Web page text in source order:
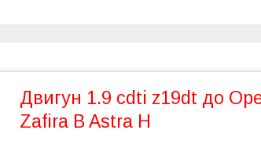
Двигун 1.9 cdti z19dt до
Zafira B Astra H